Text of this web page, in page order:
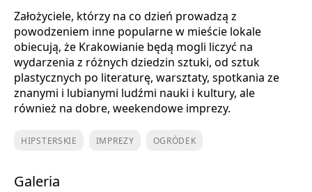
Założyciele, którzy na co dzień prowadzą z
powodzeniem inne popularne w mieście lokale
obiecują, że Krakowianie będą mogli liczyć na
wydarzenia z różnych dziedzin sztuki, od sztuk
plastycznych po literaturę, warsztaty, spotkania ze
znanymi i lubianymi ludźmi nauki i kultury, ale
również na dobre, weekendowe imprezy.
HIPSTERSKIE IMPREZY OGRÓDEK
Galeria